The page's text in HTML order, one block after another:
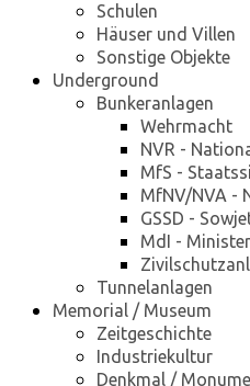
Schulen
Häuser und Villen
Sonstige Objekte
Underground
Bunkeranlagen
Wehrmacht
NVR -
MfS -
MfNV/NVA -
GSSD -
MdI -
Tunnelanlagen
Memorial / Museum
Zeitgeschichte
Industriekultur
Denkmal /